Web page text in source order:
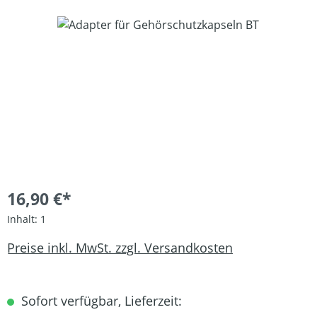
Bildergalerie überspringen
16,90 €*
Inhalt: 1
Preise inkl. MwSt. zzgl. Versandkosten
Sofort verfügbar, Lieferzeit: